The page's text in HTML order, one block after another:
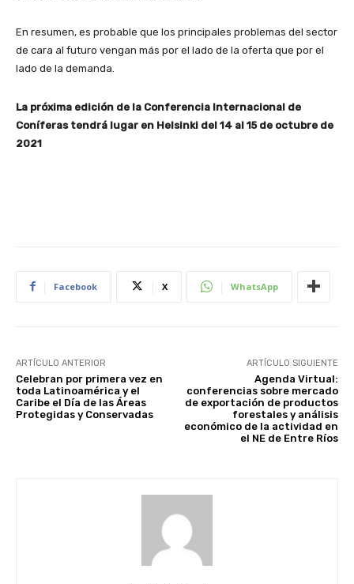
En resumen, es probable que los principales problemas del sector
de cara al futuro vengan más por el lado de la oferta que por el
lado de la demanda.
La próxima edición de la Conferencia Internacional de
Coníferas tendrá lugar en Helsinki del 14 al 15 de octubre de
2021
Facebook X WhatsApp
ARTÍCULO ANTERIOR
Celebran por primera vez en
toda Latinoamérica y el
Caribe el Día de las Áreas
Protegidas y Conservadas
ARTÍCULO SIGUIENTE
Agenda Virtual:
conferencias sobre mercado
de exportación de productos
forestales y análisis
económico de la actividad en
el NE de Entre Ríos